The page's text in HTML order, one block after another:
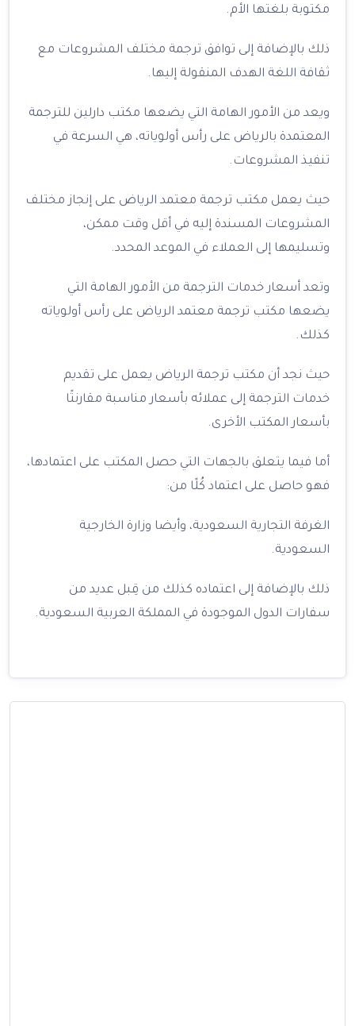
مكتوبة بلغتها الأم.
ذلك بالإضافة إلى توافق ترجمة مختلف المشروعات مع
ثقافة اللغة الهدف المنقولة إليها.
ويعد من الأمور الهامة التي يضعها مكتب دارلين للترجمة
المعتمدة بالرياض على رأس أولوياته، هي السرعة في
تنفيذ المشروعات.
حيث يعمل مكتب ترجمة معتمد الرياض على إنجاز مختلف
المشروعات المسندة إليه في أقل وقت ممكن،
وتسليمها إلى العملاء في الموعد المحدد.
وتعد أسعار خدمات الترجمة من الأمور الهامة التي
يضعها مكتب ترجمة معتمد الرياض على رأس أولوياته
كذلك.
حيث نجد أن مكتب ترجمة الرياض يعمل على تقديم
خدمات الترجمة إلى عملائه بأسعار مناسبة مقارنتًا
بأسعار المكتب الأخرى.
أما فيما يتعلق بالجهات التي حصل المكتب على اعتمادها،
فهو حاصل على اعتماد كُلًا من:
الغرفة التجارية السعودية، وأيضا وزارة الخارجية
السعودية.
ذلك بالإضافة إلى اعتماده كذلك من قِبل عديد من
سفارات الدول الموجودة في المملكة العربية السعودية.